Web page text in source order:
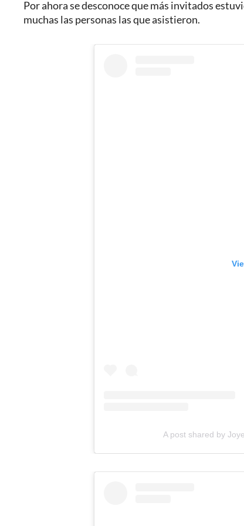
Por ahora se desconoce que más invitados
muchas las personas las que asistieron.
A post shared by